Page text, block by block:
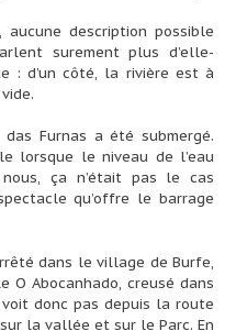
description possible
surement plus d’elle-
: d’un côté, la rivière est à
Furnas a été submergé.
lorsque le niveau de l’eau
nous, ça n’était pas le cas
qu’offre le barrage
dans le village de Burfe,
O Abocanhado, creusé dans
donc pas depuis la route
la vallée et sur le Parc. En